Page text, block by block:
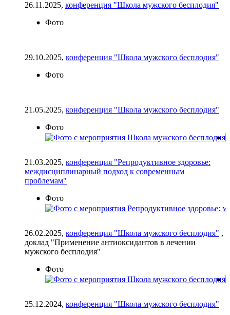
26.11.2025, конференция "Школа мужского бесплодия"
Фото
29.10.2025, конференция "Школа мужского бесплодия"
Фото
21.05.2025, конференция "Школа мужского бесплодия"
Фото
21.03.2025, конференция "Репродуктивное здоровье:
междисциплинарный подход к современным
проблемам"
Фото
26.02.2025, конференция "Школа мужского бесплодия" ,
доклад "Применение антиоксидантов в лечении
мужского бесплодия"
Фото
25.12.2024, конференция "Школа мужского бесплодия"